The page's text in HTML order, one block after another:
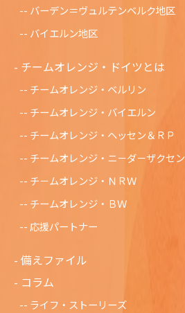
バーデン＝ヴュルテンベルク地区
バイエルン地区
チームオレンジ・ドイツとは
チームオレンジ・ベルリン
チームオレンジ・バイエルン
チームオレンジ・ヘッセン＆ＲＰ
チームオレンジ・ニ－ダ－ザクセン
チ－ムオレンジ・ＮＲＷ
チームオレンジ・ＢＷ
応援パートナー
備えファイル
コラム
ライフ・ストーリーズ